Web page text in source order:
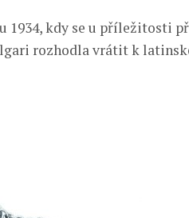
kdy se u příležitosti
rozhodla vrátit k